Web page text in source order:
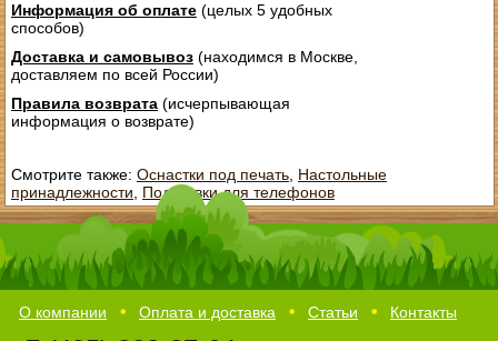
Информация об оплате(целых 5 удобных
способов)
Доставка и самовывоз(находимся в Москве,
доставляем по всей России)
Правила возврата(исчерпывающая
информация о возврате)
Смотрите также: Оснастки под печать, Настольные
принадлежности
Подставки для телефонов
О компании Оплата и доставка Статьи Контакты